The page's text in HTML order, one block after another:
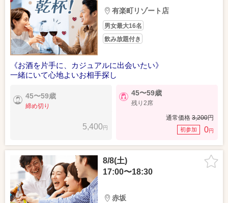
有楽町リゾート店
男女最大16名
飲み放題付き
《お酒を片手に、カジュアルに出会いたい》
一緒にいて心地よいお相手探し
45〜59歳
締め切り
5,400円
45〜59歳
残り2席
通常価格 3,200円
初参加 0円
8/8(土)
17:00〜18:30
赤坂